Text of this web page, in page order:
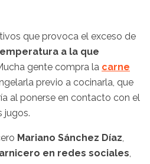
que provoca el exceso de
a la que
gente compra la carne
previo a cocinarla, que
al ponerse en contacto con el
jugos.
Mariano Sánchez Díaz
en redes sociales